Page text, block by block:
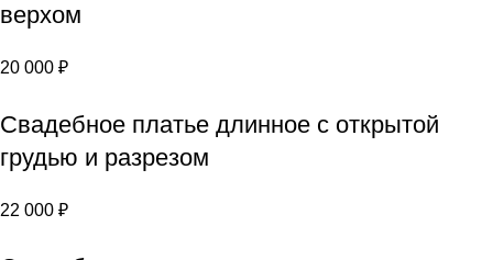
верхом
20 000 ₽
Свадебное платье длинное с открытой
грудью и разрезом
22 000 ₽